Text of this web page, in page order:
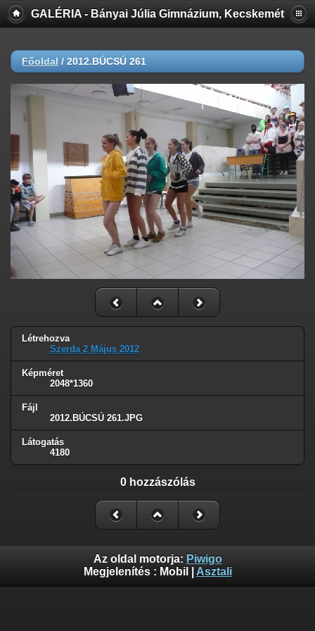
GALÉRIA - Bányai Júlia Gimnázium, Kecskemét
Főoldal / 2012.BÚCSÚ 261
Létrehozva
Szerda 2 Május 2012
Képméret
2048*1360
Fájl
2012.BÚCSÚ 261.JPG
Látogatás
4180
0 hozzászólás
Az oldal motorja: Piwigo
Megjelenítés : Mobil Asztali